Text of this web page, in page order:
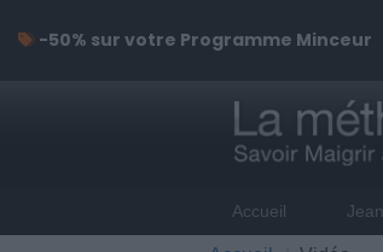
Accueil
-50% sur votre Programme Minceur